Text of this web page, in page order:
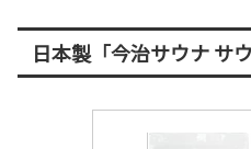
日本製「今治サウナ サ